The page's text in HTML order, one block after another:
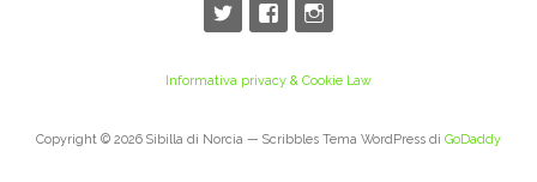
Informativa privacy & Cookie Law
Copyright © 2026 Sibilla di Norcia — Scribbles Tema WordPress di GoDaddy